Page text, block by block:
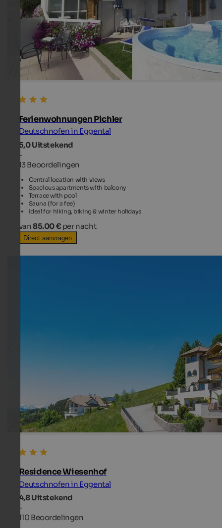
Ferienwohnungen Pichler
Deutschnofen in Eggental
5,0Uitstekend
-
13 Beoordelingen
Central location with views
Spacious apartments with balcony
Terrace with pool
Sauna (for a fee)
Ideal for hiking, biking & winter holidays
van85.00 € per nacht
Direct aanvragen
Residence Wiesenhof
Deutschnofen in Eggental
4,8Uitstekend
-
110 Beoordelingen